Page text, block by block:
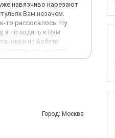
навязчиво нарезают
Вам незачем.
то рассосалось. Ну
а то ходить к Вам
на Арбате
хочется
Город: Москва